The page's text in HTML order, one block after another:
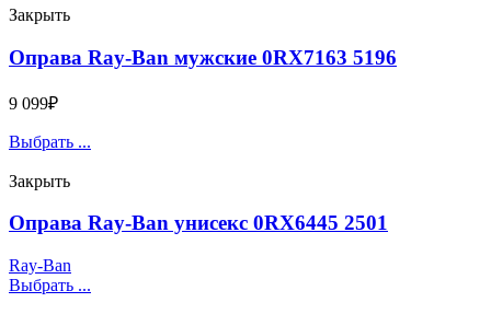
Закрыть
Оправа Ray-Ban мужские 0RX7163 5196
9 099₽
Выбрать ...
Закрыть
Оправа Ray-Ban унисекс 0RX6445 2501
Ray-Ban
Выбрать ...